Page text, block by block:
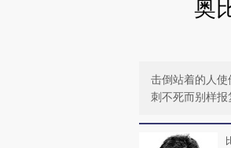
奥
击倒站着的人
刺不死而别样